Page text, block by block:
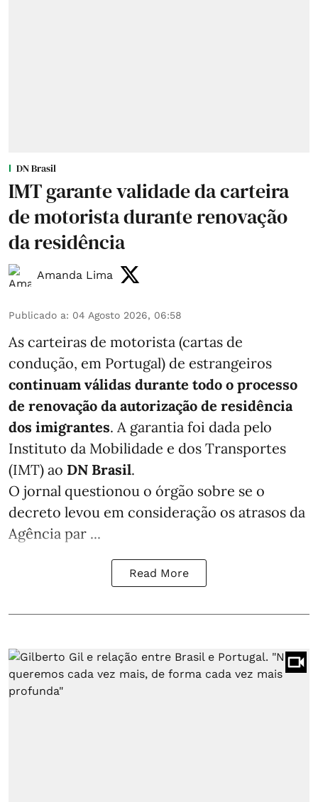
DN Brasil
IMT garante validade da carteira
de motorista durante renovação
da residência
Amanda Lima
Publicado a: 04 Agosto 2026, 06:58
As carteiras de motorista (cartas de
condução, em Portugal) de estrangeiros
continuam válidas durante todo o processo
de renovação da autorização de residência
dos imigrantes. A garantia foi dada pelo
Instituto da Mobilidade e dos Transportes
(IMT) ao DN Brasil.
O jornal questionou o órgão sobre se o
decreto levou em consideração os atrasos da
Agência par ...
Read More